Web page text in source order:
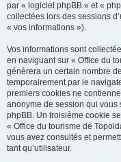
par « logiciel phpBB » et «
collectées lors des sessions
« vos informations »).
Vos informations sont
en naviguant sur « Office du
génèrera un certain nombre
temporairement par le
premiers cookies ne
anonyme de session qui vous
phpBB. Un troisième cookie
« Office du tourisme de
vous avez consultés et
tant qu’utilisateur.